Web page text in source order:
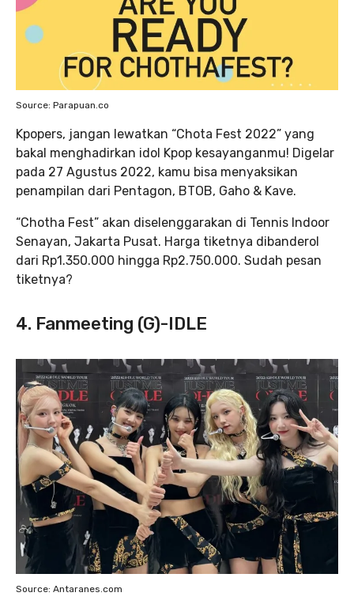
Source: Parapuan.co
Kpopers, jangan lewatkan “Chota Fest 2022” yang
bakal menghadirkan idol Kpop kesayanganmu! Digelar
pada 27 Agustus 2022, kamu bisa menyaksikan
penampilan dari Pentagon, BTOB, Gaho & Kave.
“Chotha Fest” akan diselenggarakan di Tennis Indoor
Senayan, Jakarta Pusat. Harga tiketnya dibanderol
dari Rp1.350.000 hingga Rp2.750.000. Sudah pesan
tiketnya?
4. Fanmeeting (G)-IDLE
Source: Antaranes.com